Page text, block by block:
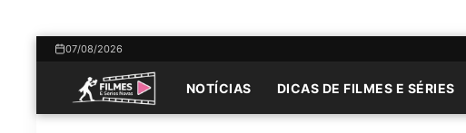
07/08/2026
NOTÍCIAS DICAS DE FILMES E SÉRIES